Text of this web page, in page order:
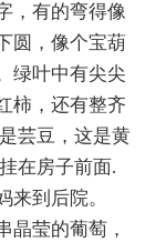
，有的弯得像
圆，像个宝葫
绿叶中有尖尖
柿，还有整齐
芸豆，这是黄
在房子前面.
来到后院。
晶莹的葡萄，